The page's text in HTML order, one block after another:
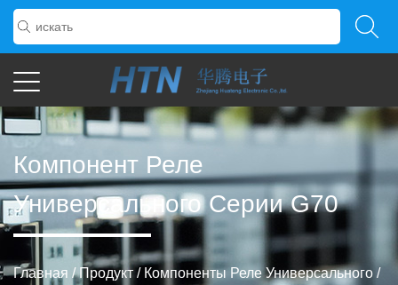
Компонент Реле
Универсального Серии G70
Главная /Продукт / Компоненты Реле Универсального /